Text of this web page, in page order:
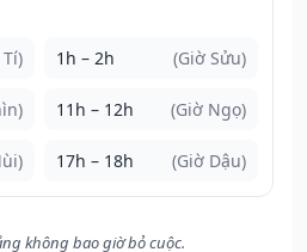
1h – 2h (Giờ Sửu)
11h – 12h (Giờ Ngọ)
17h – 18h (Giờ Dậu)
không bao giờ bỏ cuộc.